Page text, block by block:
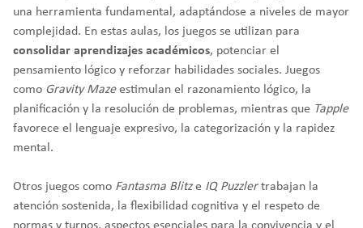
una herramienta fundamental, adaptándose a niveles de mayor
complejidad. En estas aulas, los juegos se utilizan para
consolidar aprendizajes académicos, potenciar el
pensamiento lógico y reforzar habilidades sociales. Juegos
como Gravity Mazeestimulan el razonamiento lógico, la
planificación y la resolución de problemas, mientras que Tapple
favorece el lenguaje expresivo, la categorización y la rapidez
mental.
Otros juegos como Fantasma Blitze IQ Puzzlertrabajan la
atención sostenida, la flexibilidad cognitiva y el respeto de
normas y turnos, aspectos esenciales para la convivencia y el